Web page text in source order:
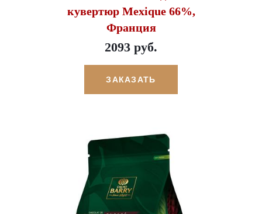
кувертюр Mexique 66%,
Франция
2093 руб.
ЗАКАЗАТЬ